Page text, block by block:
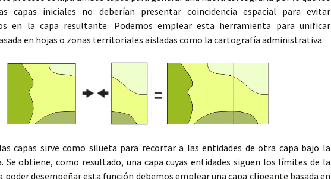
capas iniciales no deberían presentar coincidencia espacial para evitar
en la capa resultante. Podemos emplear esta herramienta para unificar
en hojas o zonas territoriales aisladas como la cartografía administrativa.
capas sirve como silueta para recortar a las entidades de otra capa bajo la
Se obtiene, como resultado, una capa cuyas entidades siguen los límites de la
poder desempeñar esta función debemos emplear una capa clipeante basada en